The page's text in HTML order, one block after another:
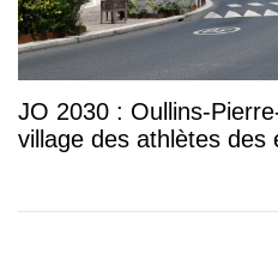
JO 2030 : Oullins-
village des athlètes des